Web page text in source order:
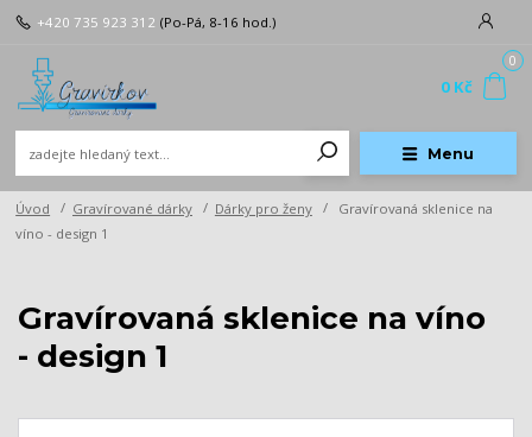
Menu
+420 735 923 312 (Po-Pá, 8-16 hod.)
0
0 Kč
Úvod Gravírované dárky Dárky pro ženy
Gravírovaná sklenice na
víno - design 1
Gravírovaná sklenice na víno
- design 1